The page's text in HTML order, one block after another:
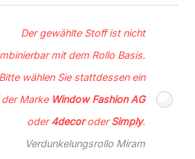
Der gewählte Stoff ist nicht
mit dem Rollo Basis.
Bitte wählen Sie stattdessen ein
Marke Window Fashion AG
oder4decoroderSimply.
Verdunkelungsrollo Miram